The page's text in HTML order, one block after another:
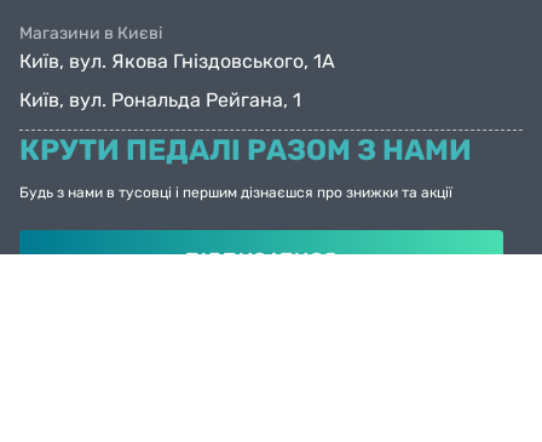
Магазини в Києві
Київ, вул. Якова Гніздовського, 1А
Київ, вул. Рональда Рейгана, 1
КРУТИ ПЕДАЛІ РАЗОМ З НАМИ
Будь з нами в тусовці і першим дізнаєшся про знижки та акції
ПІДПИСАТИСЯ